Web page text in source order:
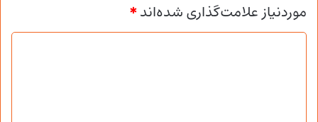
موردنیاز علامت‌گذاری شده‌اند*
د